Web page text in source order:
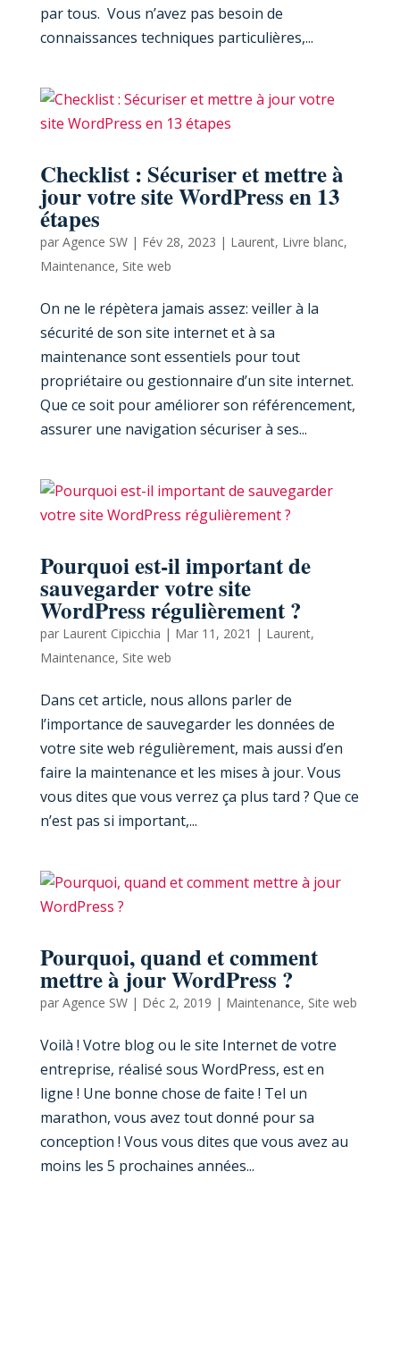
par tous. Vous n’avez pas besoin de
connaissances techniques particulières,...
Checklist : Sécuriser et mettre à
jour votre site WordPress en 13
étapes
par Agence SW| Fév 28, 2023 | Laurent, Livre blanc,
Maintenance, Site web
On ne le répètera jamais assez: veiller à la
sécurité de son site internet et à sa
maintenance sont essentiels pour tout
propriétaire ou gestionnaire d’un site internet.
Que ce soit pour améliorer son référencement,
assurer une navigation sécuriser à ses...
Pourquoi est-il important de
sauvegarder votre site
WordPress régulièrement ?
par Laurent Cipicchia | Mar 11, 2021 | Laurent,
Maintenance, Site web
Dans cet article, nous allons parler de
l’importance de sauvegarder les données de
votre site web régulièrement, mais aussi d’en
faire la maintenance et les mises à jour. Vous
vous dites que vous verrez ça plus tard ? Que ce
n’est pas si important,...
Pourquoi, quand et comment
mettre à jour WordPress ?
par Agence SW| Déc 2, 2019 | Maintenance, Site web
Voilà ! Votre blog ou le site Internet de votre
entreprise, réalisé sous WordPress, est en
ligne ! Une bonne chose de faite ! Tel un
marathon, vous avez tout donné pour sa
conception ! Vous vous dites que vous avez au
moins les 5 prochaines années...